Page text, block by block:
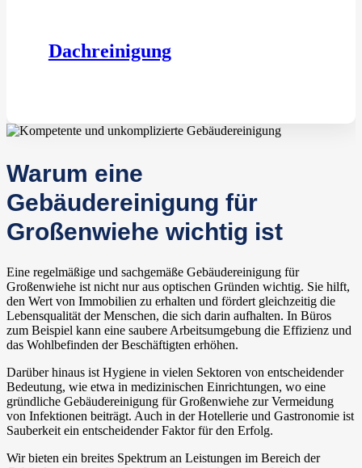
Dachreinigung
Warum eine
Gebäudereinigung für
Großenwiehe wichtig ist
Eine regelmäßige und sachgemäße Gebäudereinigung für
Großenwiehe ist nicht nur aus optischen Gründen wichtig. Sie hilft,
den Wert von Immobilien zu erhalten und fördert gleichzeitig die
Lebensqualität der Menschen, die sich darin aufhalten. In Büros
zum Beispiel kann eine saubere Arbeitsumgebung die Effizienz und
das Wohlbefinden der Beschäftigten erhöhen.
Darüber hinaus ist Hygiene in vielen Sektoren von entscheidender
Bedeutung, wie etwa in medizinischen Einrichtungen, wo eine
gründliche Gebäudereinigung für Großenwiehe zur Vermeidung
von Infektionen beiträgt. Auch in der Hotellerie und Gastronomie ist
Sauberkeit ein entscheidender Faktor für den Erfolg.
Wir bieten ein breites Spektrum an Leistungen im Bereich der